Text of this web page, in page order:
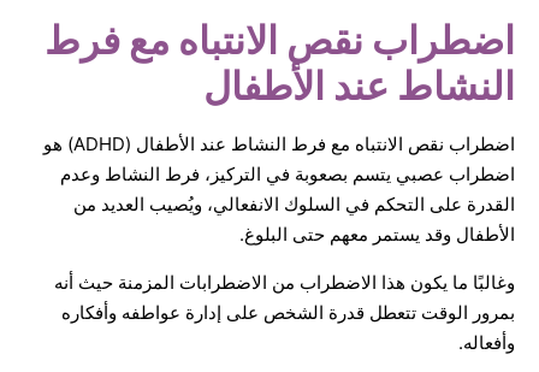
اضطراب نقص الانتباه مع فرط
النشاط عند الأطفال
اضطراب نقص الانتباه مع فرط النشاط عند الأطفال (ADHD) هو
اضطراب عصبي يتسم بصعوبة في التركيز، فرط النشاط وعدم
القدرة على التحكم في السلوك الانفعالي، ويُصيب العديد من
الأطفال وقد يستمر معهم حتى البلوغ.
وغالبًا ما يكون هذا الاضطراب من الاضطرابات المزمنة حيث أنه
بمرور الوقت تتعطل قدرة الشخص على إدارة عواطفه وأفكاره
وأفعاله.